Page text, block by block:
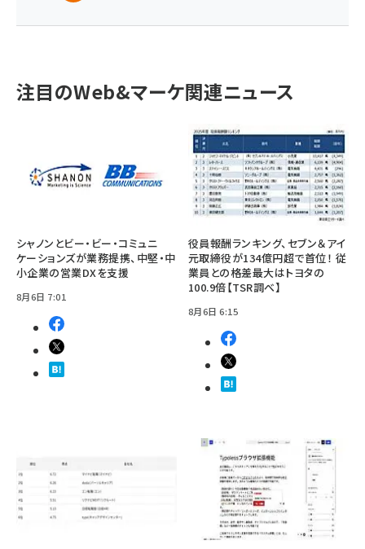
注目のWeb&マーケ関連ニュース
シャノンとビー・ビー・コミュニ
ケーションズが業務提携、中堅・中
小企業の営業DXを支援
8月6日 7:01
役員報酬ランキング、セブン＆アイ
元取締役が134億円超で首位！ 従
業員との格差最大はトヨタの
100.9倍【TSR調べ】
8月6日 6:15